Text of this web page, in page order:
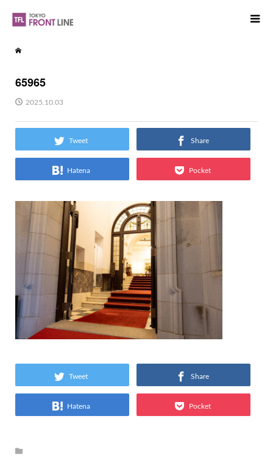
65965
2025.10.03
Tweet Share
Hatena Pocket
Tweet Share
Hatena Pocket